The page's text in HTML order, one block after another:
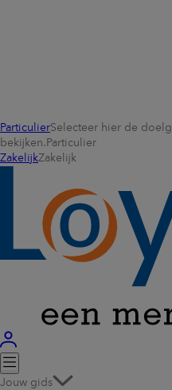
ParticulierSelecteer hier de
bekijken. Particulier
ZakelijkZakelijk
Jouw gids